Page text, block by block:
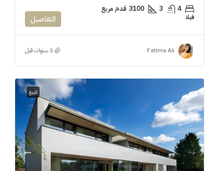
4
3
3100 قدم مربع
فيلا التفاصيل
Fatima Ali
للبيع